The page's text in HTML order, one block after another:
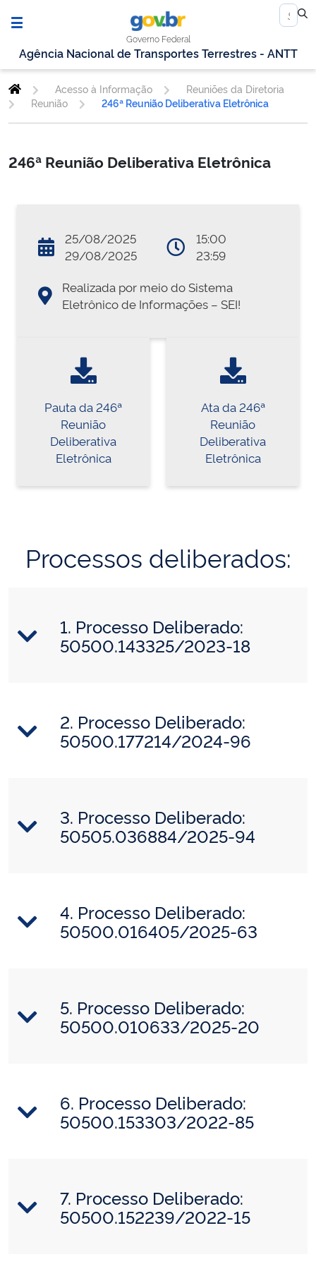
Governo Federal
Agência Nacional de Transportes Terrestres - ANTT
Acesso à Informação
Reuniões da Diretoria
Reunião
246ª Reunião Deliberativa Eletrônica
246ª Reunião Deliberativa Eletrônica
25/08/2025
29/08/2025
15:00
23:59
Realizada por meio do Sistema
Eletrônico de Informações – SEI!
Pauta da 246ª
Reunião
Deliberativa
Eletrônica
Ata da 246ª
Reunião
Deliberativa
Eletrônica
Processos deliberados:
1. Processo Deliberado:
50500.143325/2023-18
2. Processo Deliberado:
50500.177214/2024-96
3. Processo Deliberado:
50505.036884/2025-94
4. Processo Deliberado:
50500.016405/2025-63
5. Processo Deliberado:
50500.010633/2025-20
6. Processo Deliberado:
50500.153303/2022-85
7. Processo Deliberado:
50500.152239/2022-15